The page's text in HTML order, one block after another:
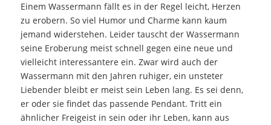
Einem Wassermann fällt es in der Regel leicht, Herzen
zu erobern. So viel Humor und Charme kann kaum
jemand widerstehen. Leider tauscht der Wassermann
seine Eroberung meist schnell gegen eine neue und
vielleicht interessantere ein. Zwar wird auch der
Wassermann mit den Jahren ruhiger, ein unsteter
Liebender bleibt er meist sein Leben lang. Es sei denn,
er oder sie findet das passende Pendant. Tritt ein
ähnlicher Freigeist in sein oder ihr Leben, kann aus